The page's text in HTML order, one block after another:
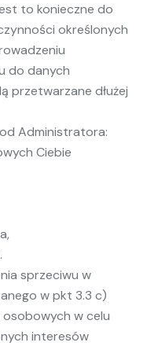
to konieczne do
określonych
do danych
przetwarzane dłużej
Administratora:
Ciebie
sprzeciwu w
w pkt 3.3 c)
w celu
interesów